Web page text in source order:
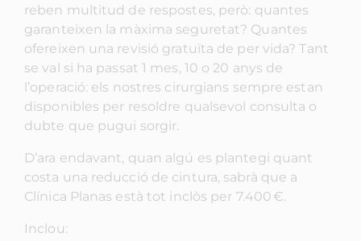
reben multitud de respostes, però: quantes
garanteixen la màxima seguretat? Quantes
ofereixen una revisió gratuïta de per vida? Tant
se val si ha passat 1 mes, 10 o 20 anys de
l’operació: els nostres cirurgians sempre estan
disponibles per resoldre qualsevol consulta o
dubte que pugui sorgir.
D’ara endavant, quan algú es plantegi quant
costa una reducció de cintura, sabrà que a
Clínica Planas està tot inclòs per 7.400 €.
Inclou: